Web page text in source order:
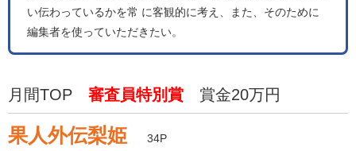
い伝わっているかを常 に客観的に考え、また、そのために
編集者を使っていただきたい。
月間TOP 審査員特別賞 賞金20万円
果人外伝梨姫 34P